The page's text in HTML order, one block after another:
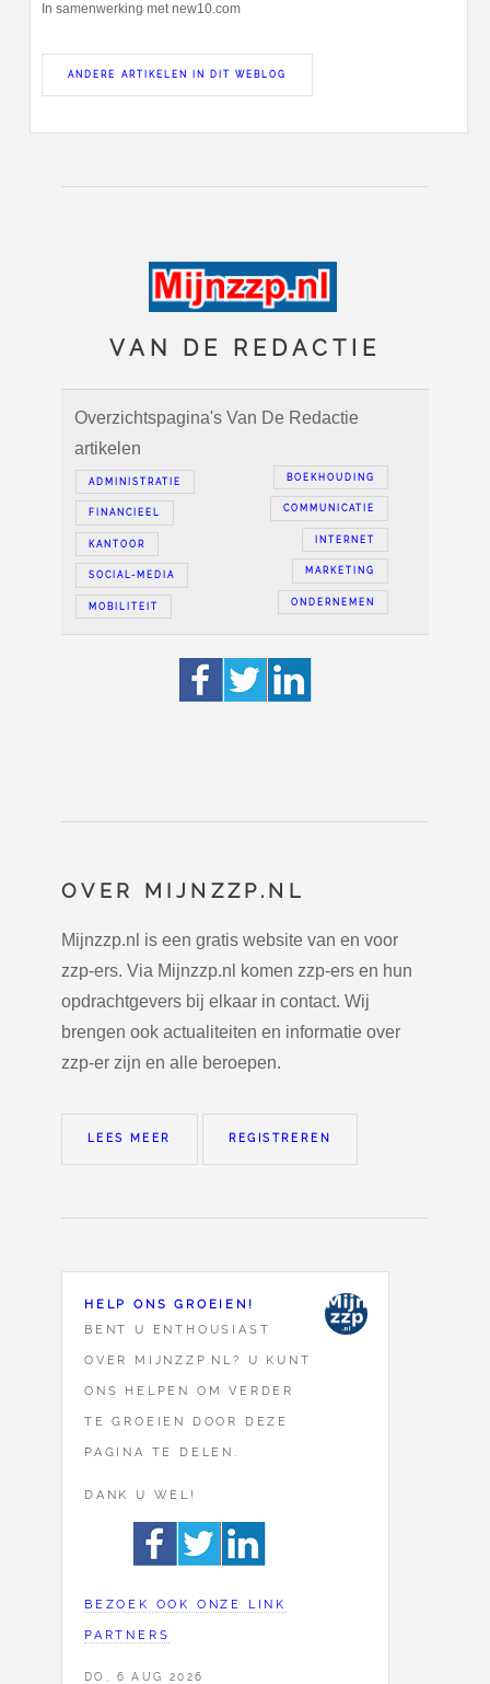
In samenwerking met new10.com
ANDERE ARTIKELEN IN DIT WEBLOG
VAN DE REDACTIE
Overzichtspagina's Van De Redactie
artikelen
BOEKHOUDING
ADMINISTRATIE
COMMUNICATIE
FINANCIEEL
INTERNET
KANTOOR
MARKETING
SOCIAL-MEDIA
ONDERNEMEN
MOBILITEIT
OVER MIJNZZP.NL
Mijnzzp.nl is een gratis website van en voor
zzp-ers. Via Mijnzzp.nl komen zzp-ers en hun
opdrachtgevers bij elkaar in contact. Wij
brengen ook actualiteiten en informatie over
zzp-er zijn en alle beroepen.
LEES MEER REGISTREREN
HELP ONS GROEIEN!
BENT U ENTHOUSIAST
OVER MIJNZZP.NL? U KUNT
ONS HELPEN OM VERDER
TE GROEIEN DOOR DEZE
PAGINA TE DELEN.
DANK U WEL!
BEZOEK OOK ONZE LINK
PARTNERS
DO, 6 AUG 2026